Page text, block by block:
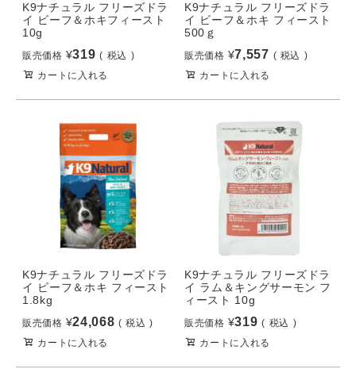
K9ナチュラル フリーズドラ
イ ビーフ＆ホキフィースト
10g
販売価格 ¥319
税込
カートに入れる
K9ナチュラル フリーズドラ
イ ビーフ＆ホキ フィースト
500ｇ
販売価格 ¥7,557
税込
カートに入れる
K9ナチュラル フリーズドラ
イ ビーフ＆ホキ フィースト
1.8kg
販売価格 ¥24,068
税込
カートに入れる
K9ナチュラル フリーズドラ
イ ラム＆キングサーモン フ
ィースト 10g
販売価格 ¥319
税込
カートに入れる